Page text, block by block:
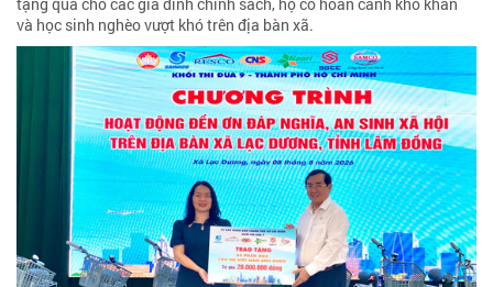
và học sinh nghèo vượt khó trên địa bàn xã.